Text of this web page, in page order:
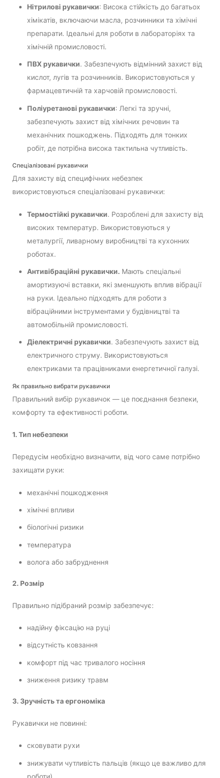
Нітрилові рукавички: Висока стійкість до багатьох
хімікатів, включаючи масла, розчинники та хімічні
препарати. Ідеальні для роботи в лабораторіях та
хімічній промисловості.
ПВХ рукавички. Забезпечують відмінний захист від
кислот, лугів та розчинників. Використовуються у
фармацевтичній та харчовій промисловості.
Поліуретанові рукавички: Легкі та зручні,
забезпечують захист від хімічних речовин та
механічних пошкоджень. Підходять для тонких
робіт, де потрібна висока тактильна чутливість.
Спеціалізовані рукавички
Для захисту від специфічних небезпек
використовуються спеціалізовані рукавички:
Термостійкі рукавички. Розроблені для захисту від
високих температур. Використовуються у
металургії, ливарному виробництві та кухонних
роботах.
Антивібраційні рукавички. Мають спеціальні
амортизуючі вставки, які зменшують вплив вібрації
на руки. Ідеально підходять для роботи з
вібраційними інструментами у будівництві та
автомобільній промисловості.
Діелектричні рукавички. Забезпечують захист від
електричного струму. Використовуються
електриками та працівниками енергетичної галузі.
Як правильно вибрати рукавички
Правильний вибір рукавичок — це поєднання безпеки,
комфорту та ефективності роботи.
1. Тип небезпеки
Передусім необхідно визначити, від чого саме потрібно
захищати руки:
механічні пошкодження
хімічні впливи
біологічні ризики
температура
волога або забруднення
2. Розмір
Правильно підібраний розмір забезпечує:
надійну фіксацію на руці
відсутність ковзання
комфорт під час тривалого носіння
зниження ризику травм
3. Зручність та ергономіка
Рукавички не повинні:
сковувати рухи
знижувати чутливість пальців (якщо це важливо для
роботи)